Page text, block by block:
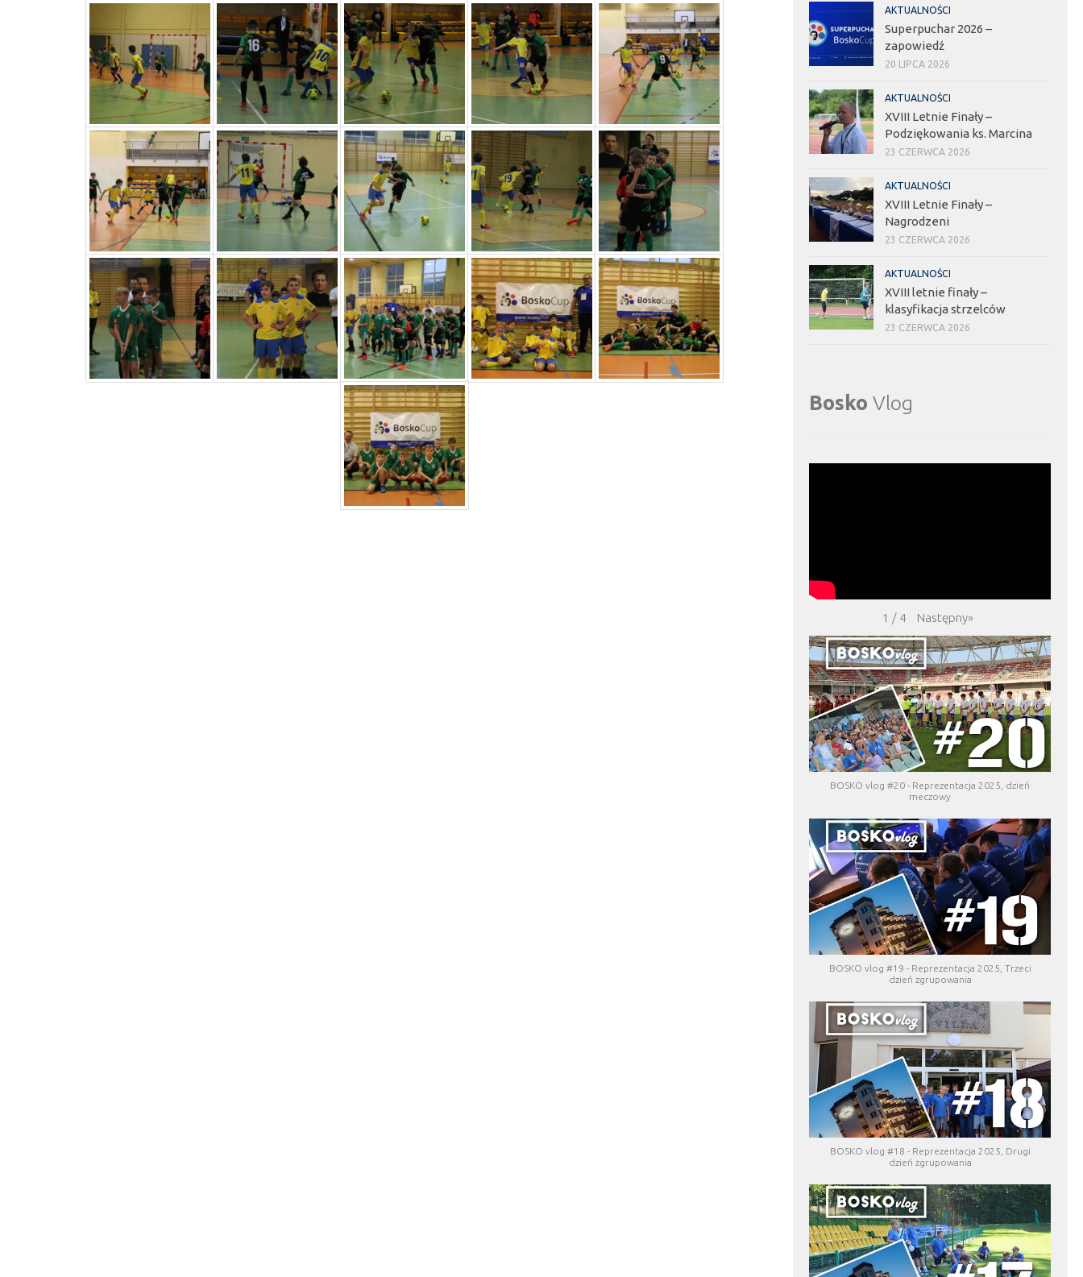
AKTUALNOŚCI
Superpuchar 2026 –
zapowiedź
20 LIPCA 2026
AKTUALNOŚCI
XVIII Letnie Finały –
Podziękowania ks. Marcina
23 CZERWCA 2026
AKTUALNOŚCI
XVIII Letnie Finały –
Nagrodzeni
23 CZERWCA 2026
AKTUALNOŚCI
XVIII letnie finały –
klasyfikacja strzelców
23 CZERWCA 2026
Bosko Vlog
1 / 4 Następny»
BOSKO vlog #20 - Reprezentacja 2025, dzień
meczowy
BOSKO vlog #19 - Reprezentacja 2025, Trzeci
dzień zgrupowania
BOSKO vlog #18 - Reprezentacja 2025, Drugi
dzień zgrupowania